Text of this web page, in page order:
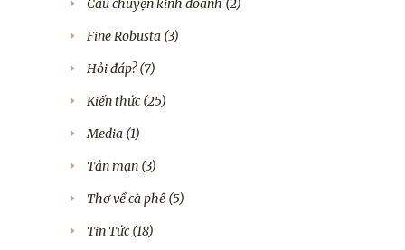
Câu chuyện kinh doanh (2)
Fine Robusta (3)
Hỏi đáp?(7)
Kiến thức (25)
Media (1)
Tản mạn (3)
Thơ về cà phê (5)
Tin Tức (18)